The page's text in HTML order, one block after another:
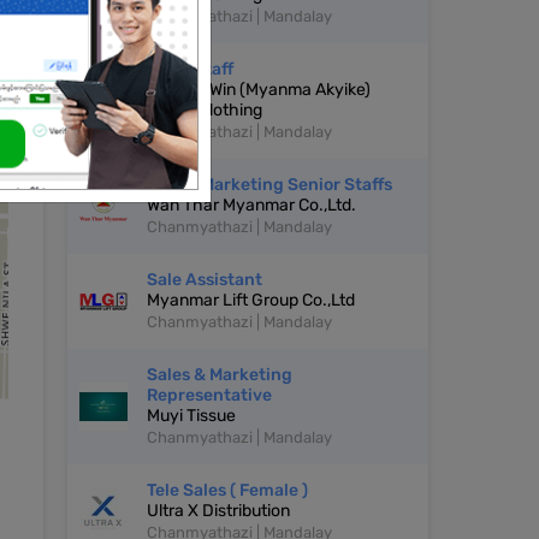
Chanmyathazi | Mandalay
Sales Staff
Gone Yi Win (Myanma Akyike)
Fabric Clothing
Chanmyathazi | Mandalay
Sale & Marketing Senior Staffs
Wan Thar Myanmar Co.,Ltd.
Chanmyathazi | Mandalay
Sale Assistant
Myanmar Lift Group Co.,Ltd
Chanmyathazi | Mandalay
Sales & Marketing
Representative
Muyi Tissue
Chanmyathazi | Mandalay
Tele Sales ( Female )
Ultra X Distribution
Chanmyathazi | Mandalay